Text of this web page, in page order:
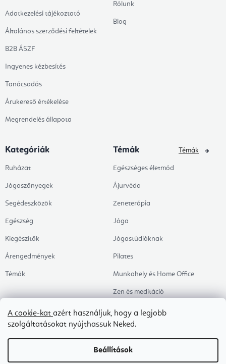
A cookie-kat azért használjuk, hogy a legjobb
szolgáltatásokat nyújthassuk Neked.
Beállítások
Adatkezelési tájékoztató
Általános szerződési feltételek
B2B ÁSZF
Ingyenes kézbesítés
Tanácsadás
Árukereső értékelése
Megrendelés állapota
Rólunk
Blog
Kategóriák
Ruházat
Jógaszőnyegek
Segédeszközök
Egészség
Kiegészítők
Árengedmények
Témák
Témák
Egészséges életmód
Ájurvéda
Zeneterápia
Jóga
Jógastúdióknak
Pilates
Munkahely és Home Office
Zen és meditáció
Aromaterápia
Egészséges alvás
Kedvenceink
Témák